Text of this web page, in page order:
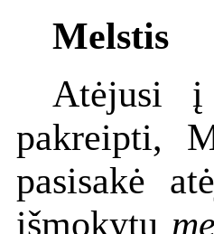
Melstis
Atėjusi
pakreipti,
pasisakė
išmokytų